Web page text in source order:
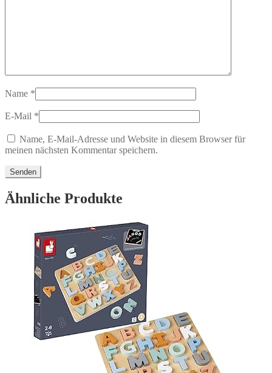
Name *
E-Mail *
Name, E-Mail-Adresse und Website in diesem Browser für
meinen nächsten Kommentar speichern.
Ähnliche Produkte